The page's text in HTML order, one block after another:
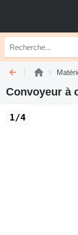
Convoyeur à
1/4